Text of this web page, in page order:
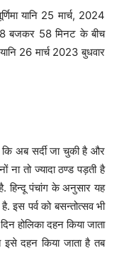
यानि 25 मार्च, 2024
बजकर 58मिनट के बीच
26 मार्च 2023 बुधवार
कि अब सर्दी जा चुकी है और
तो ज्यादा ठण्ड पड़ती है
हिन्दू पंचांग के अनुसार यह
है. इस पर्व को बसन्तोत्सव भी
होलिका दहन किया जाता
दहन किया जाता है तब